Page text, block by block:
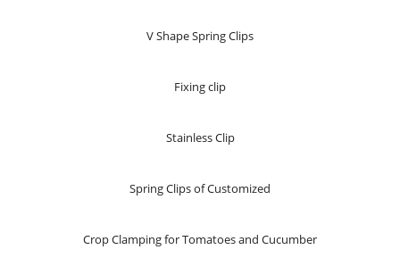
V Shape Spring Clips
Fixing clip
Stainless Clip
Spring Clips of Customized
Crop Clamping for Tomatoes and Cucumber